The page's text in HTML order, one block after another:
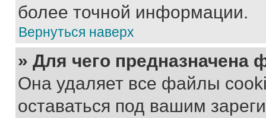
более точной информации.
Вернуться наверх
» Для чего предназначена
Она удаляет все файлы
оставаться под вашим